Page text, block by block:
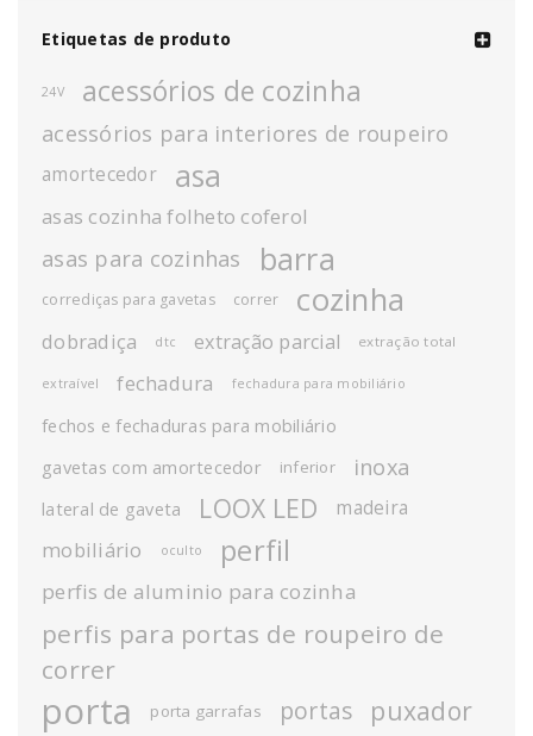
Etiquetas de produto
24V acessórios de cozinha
acessórios para interiores de roupeiro
amortecedor asa
asas cozinha folheto coferol
asas para cozinhas barra
corrediças para gavetas correr cozinha
dobradiça dtc extração parcial extração total
extraível fechadura fechadura para mobiliário
fechos e fechaduras para mobiliário
gavetas com amortecedor
inferior inoxa
lateral de gaveta LOOX LED madeira
mobiliário oculto perfil
perfis de aluminio para cozinha
perfis para portas de roupeiro de
correr
porta porta garrafas portas puxador